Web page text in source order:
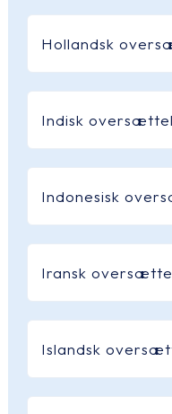
Hollandsk
Indisk
Indonesisk
Iransk
Islandsk